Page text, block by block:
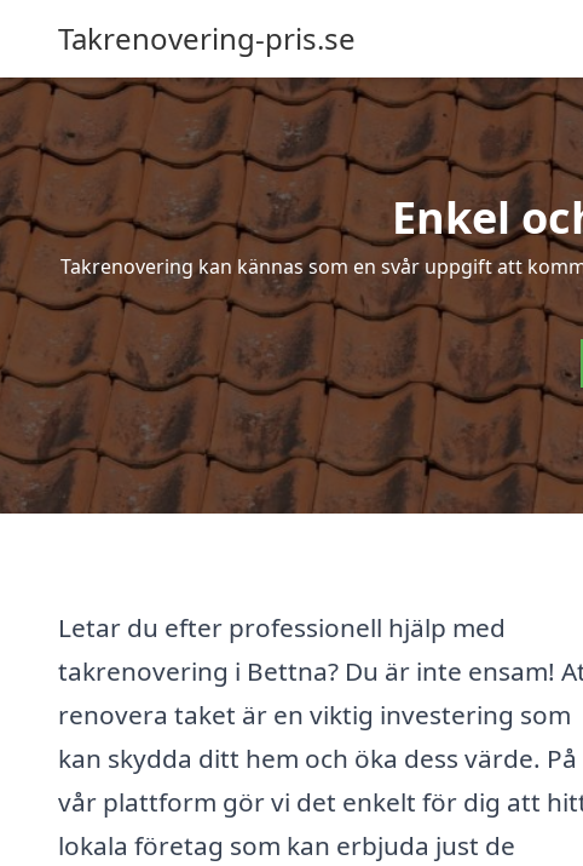
Takrenovering-pris.se
Enkel
Takrenovering kan kännas som en svår uppgift att
Letar du efter professionell hjälp med
takrenovering i Bettna? Du är inte ensam!
renovera taket är en viktig investering som
kan skydda ditt hem och öka dess värde. På
vår plattform gör vi det enkelt för dig att
lokala företag som kan erbjuda just de